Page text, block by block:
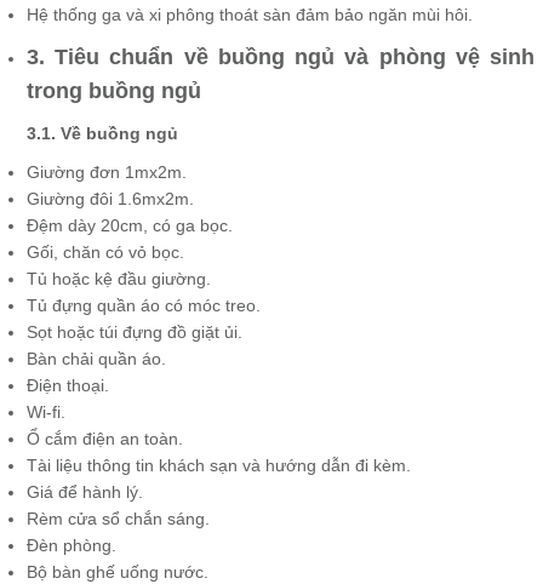
Hệ thống ga và xi phông thoát sàn đảm bảo ngăn mùi hôi.
3. Tiêu chuẩn về buồng ngủ và phòng vệ sinh
trong buồng ngủ
3.1. Về buồng ngủ
Giường đơn 1mx2m.
Giường đôi 1.6mx2m.
Đệm dày 20cm, có ga bọc.
Gối, chăn có vỏ bọc.
Tủ hoặc kệ đầu giường.
Tủ đựng quần áo có móc treo.
Sọt hoặc túi đựng đồ giặt ủi.
Bàn chải quần áo.
Điện thoại.
Wi-fi.
Ổ cắm điện an toàn.
Tài liệu thông tin khách sạn và hướng dẫn đi kèm.
Giá để hành lý.
Rèm cửa sổ chắn sáng.
Đèn phòng.
Bộ bàn ghế uống nước.